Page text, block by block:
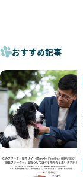
おすすめ記事